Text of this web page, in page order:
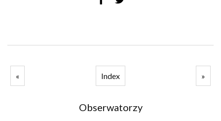
« Index »
Obserwatorzy